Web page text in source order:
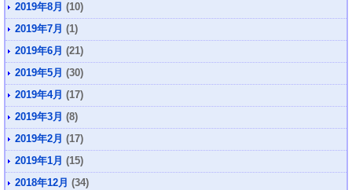
2019年8月 (10)
2019年7月 (1)
2019年6月 (21)
2019年5月 (30)
2019年4月 (17)
2019年3月 (8)
2019年2月 (17)
2019年1月 (15)
2018年12月 (34)